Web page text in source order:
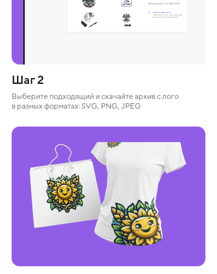
Шаг 2
Выберите подходящий и скачайте архив с лого
в разных форматах: SVG, PNG, JPEG